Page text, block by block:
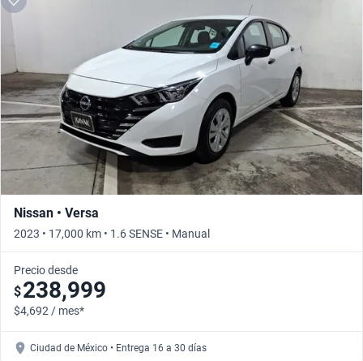
Nissan • Versa
2023 • 17,000 km • 1.6 SENSE • Manual
Precio desde
$238,999
$4,692 / mes*
Ciudad de México • Entrega 16 a 30 días